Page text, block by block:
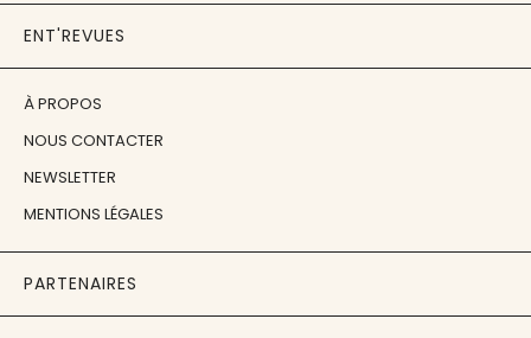
ENT'REVUES
À PROPOS
NOUS CONTACTER
NEWSLETTER
MENTIONS LÉGALES
PARTENAIRES